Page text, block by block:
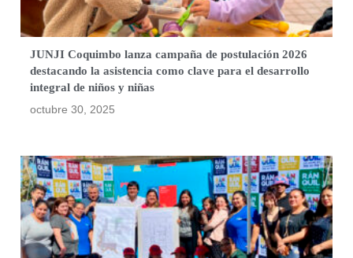
JUNJI Coquimbo lanza campaña de postulación 2026
destacando la asistencia como clave para el desarrollo
integral de niños y niñas
octubre 30, 2025